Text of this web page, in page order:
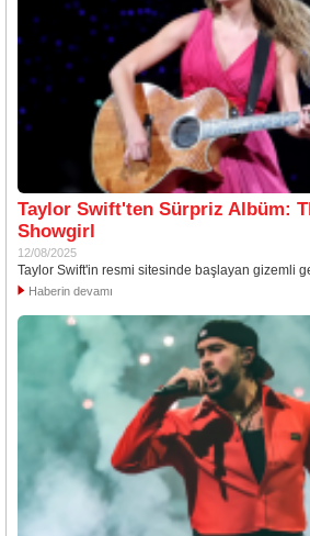
Taylor Swift'ten Sürpriz Albüm:
Showgirl
12/08/2025
Taylor Swift'in resmi sitesinde başlayan gizemli
Haberin devamı